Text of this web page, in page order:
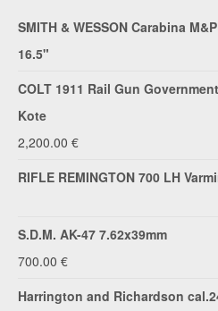
SMITH & WESSON Carabina
16.5"
COLT 1911 Rail Gun
Kote
2,200.00 €
RIFLE REMINGTON 700 LH
S.D.M. AK-47 7.62x39mm
700.00 €
Harrington and Richardson